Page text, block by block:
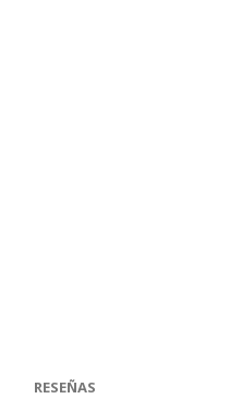
RESEÑAS